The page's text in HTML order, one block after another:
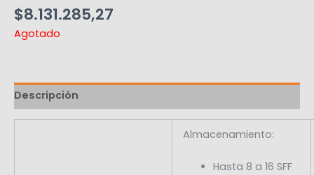
$8.131.285,27
Agotado
Descripción
Almacenamiento:
Hasta 8 a 16 SFF